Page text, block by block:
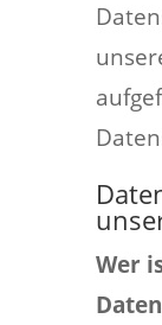
Wer